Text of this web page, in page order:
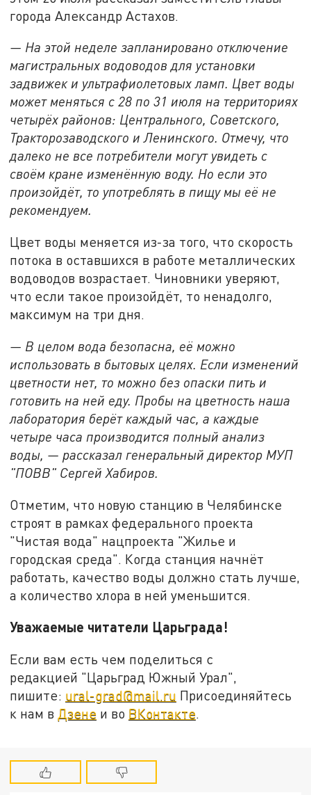
города Александр Астахов.
— На этой неделе запланировано отключение
магистральных водоводов для установки
задвижек и ультрафиолетовых ламп. Цвет воды
может меняться с 28 по 31 июля на территориях
четырёх районов: Центрального, Советского,
Тракторозаводского и Ленинского. Отмечу, что
далеко не все потребители могут увидеть с
своём кране изменённую воду. Но если это
произойдёт, то употреблять в пищу мы её не
рекомендуем.
Цвет воды меняется из-за того, что скорость
потока в оставшихся в работе металлических
водоводов возрастает. Чиновники уверяют,
что если такое произойдёт, то ненадолго,
максимум на три дня.
— В целом вода безопасна, её можно
использовать в бытовых целях. Если изменений
цветности нет, то можно без опаски пить и
готовить на ней еду. Пробы на цветность наша
лаборатория берёт каждый час, а каждые
четыре часа производится полный анализ
воды, — рассказал генеральный директор МУП
"ПОВВ" Сергей Хабиров.
Отметим, что новую станцию в Челябинске
строят в рамках федерального проекта
"Чистая вода" нацпроекта "Жилье и
городская среда". Когда станция начнёт
работать, качество воды должно стать лучше,
а количество хлора в ней уменьшится.
Уважаемые читатели Царьграда!
Если вам есть чем поделиться с
редакцией "Царьград Южный Урал",
пишите: ural-grad@mail.ru Присоединяйтесь
к нам в Дзене и во ВКонтакте.